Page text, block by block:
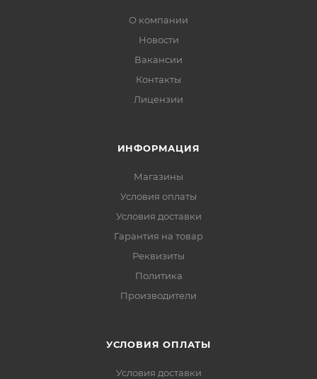
О компании
Новости
Вакансии
Контакты
Лицензии
ИНФОРМАЦИЯ
Магазины
Условия оплаты
Условия доставки
Гарантия на товар
Реквизиты
Политика
Производители
УСЛОВИЯ ОПЛАТЫ
Условия доставки